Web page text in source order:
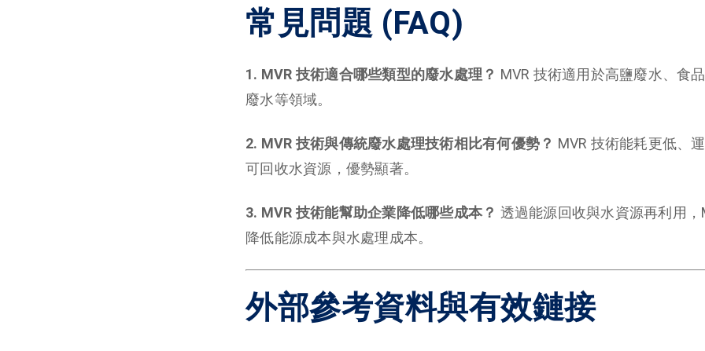
常見問題 (FAQ)
1. MVR 技術適合哪些類型的廢水處理？ MVR 技術適用於高鹽廢水、食
廢水等領域。
2. MVR 技術與傳統廢水處理技術相比有何優勢？ MVR 技術能耗更低、
可回收水資源，優勢顯著。
3. MVR 技術能幫助企業降低哪些成本？ 透過能源回收與水資源再利用，
降低能源成本與水處理成本。
外部參考資料與有效鏈接